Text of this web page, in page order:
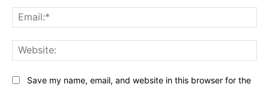
Save my name, email, and website in this browser for the